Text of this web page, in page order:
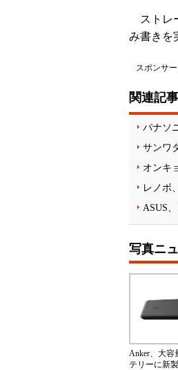
ストレ
み書きを
スポンサ
関連記事
パナソ
サンワ
オンキ
レノボ
ASUS
写真ニ
Anker、大容
テリーに新